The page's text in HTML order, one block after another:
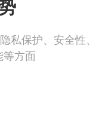
私保护、安全性、
等方面